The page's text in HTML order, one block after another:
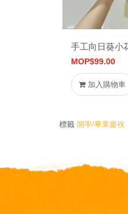
手工向日葵小
MOP$99.00
加入購物車
標籤 開學/畢業慶祝